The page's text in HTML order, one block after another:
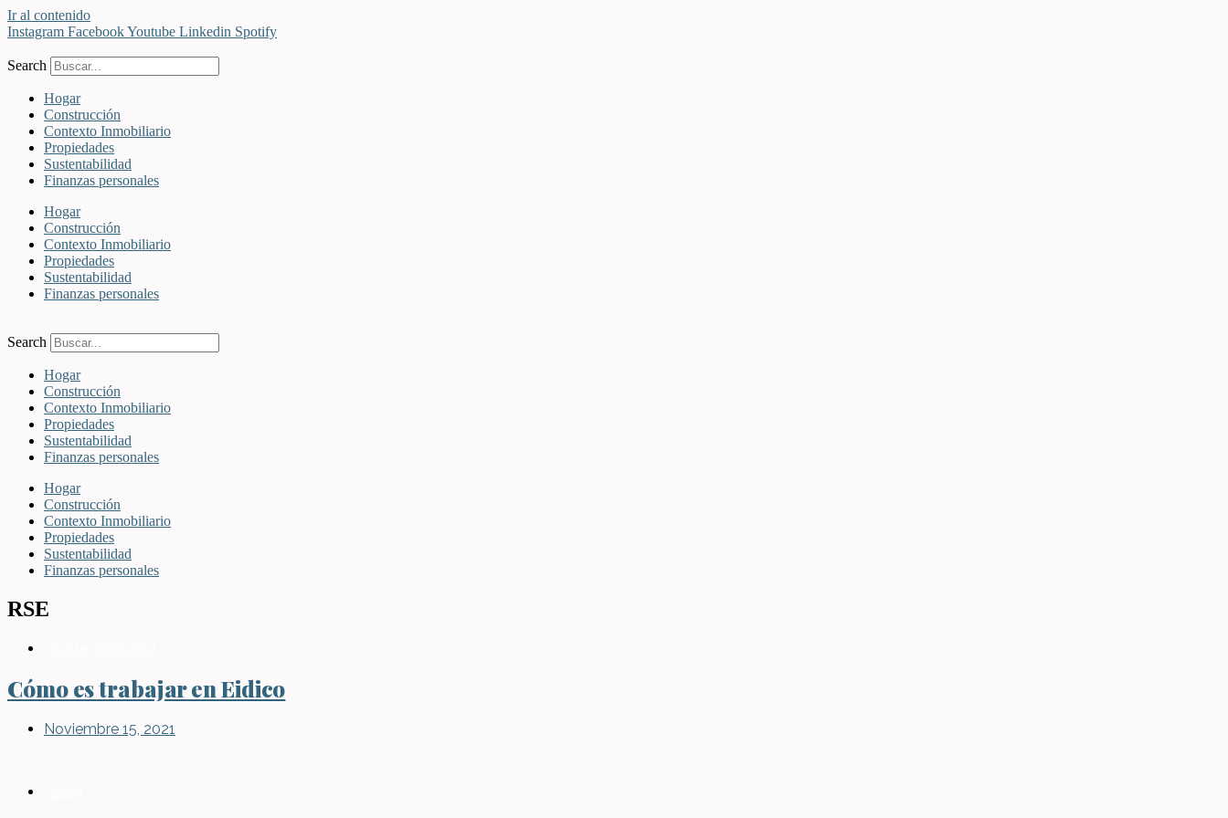
Ir al contenido
Instagram FacebookYoutube Linkedin Spotify
Search
Hogar
Construcción
Contexto Inmobiliario
Propiedades
Sustentabilidad
Finanzas personales
Hogar
Construcción
Contexto Inmobiliario
Propiedades
Sustentabilidad
Finanzas personales
Search
Hogar
Construcción
Contexto Inmobiliario
Propiedades
Sustentabilidad
Finanzas personales
Hogar
Construcción
Contexto Inmobiliario
Propiedades
Sustentabilidad
Finanzas personales
RSE
Cómo es trabajar en Eidico
Noviembre 15, 2021